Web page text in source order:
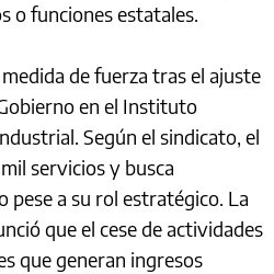
o funciones estatales.
de fuerza tras el ajuste
en el Instituto
Según el sindicato, el
servicios y busca
pese a su rol estratégico. La
que el cese de actividades
que generan ingresos